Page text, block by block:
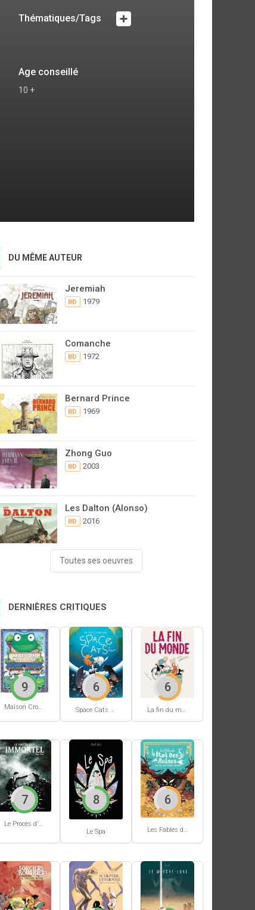
Thématiques/Tags
Age conseillé
10 +
DU MÊME AUTEUR
Jeremiah
BD 1979
Comanche
BD 1972
Bernard Prince
BD 1969
Zhong Guo
BD 2003
Les Dalton (Alonso)
BD 2016
Toutes ses oeuvres
DERNIÈRES CRITIQUES
9
Space Cats #1
6
La fin du monde (Stanislas)
6
7
Le Spa
8
Les Fables du Roi des Aulnes
6